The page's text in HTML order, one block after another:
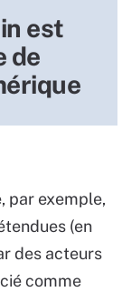
est
de
par exemple,
(en
des acteurs
comme